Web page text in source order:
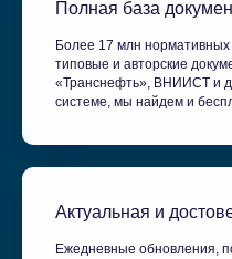
Полная база
Более 17 млн нормативных
типовые и авторские
«Транснефть», ВНИИСТ и
системе, мы найдем и
Актуальная и
Ежедневные обновления,